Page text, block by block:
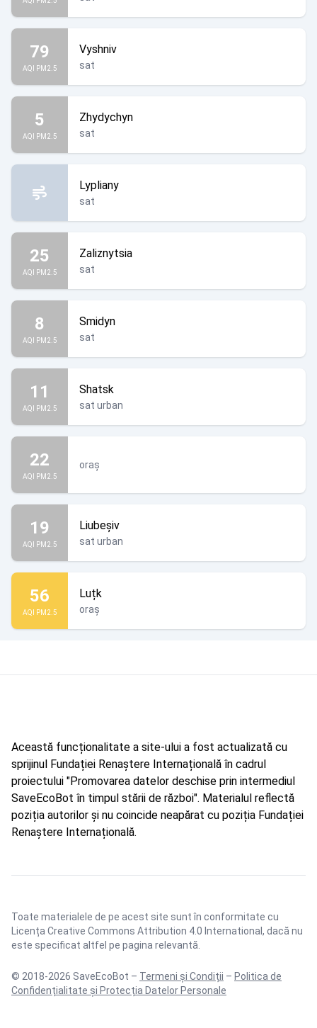
79
AQI PM2.5
Vyshniv
sat
5
AQI PM2.5
Zhydychyn
sat
Lypliany
sat
25
AQI PM2.5
Zaliznytsia
sat
8
AQI PM2.5
Smidyn
sat
11
AQI PM2.5
Shatsk
sat urban
22
AQI PM2.5
oraș
19
AQI PM2.5
Liubeșiv
sat urban
56
AQI PM2.5
Luțk
oraș
Această funcționalitate a site-ului a fost actualizată cu
sprijinul Fundației Renaștere Internațională în cadrul
proiectului "Promovarea datelor deschise prin intermediul
SaveEcoBot în timpul stării de război". Materialul reflectă
poziția autorilor și nu coincide neapărat cu poziția Fundației
Renaștere Internațională.
Toate materialele de pe acest site sunt în conformitate cu
Licența Creative Commons Attribution 4.0 International , dacă nu
este specificat altfel pe pagina relevantă.
© 2018-2026 SaveEcoBot – Termeni și Condiții – Politica de
Confidențialitate și Protecția Datelor Personale